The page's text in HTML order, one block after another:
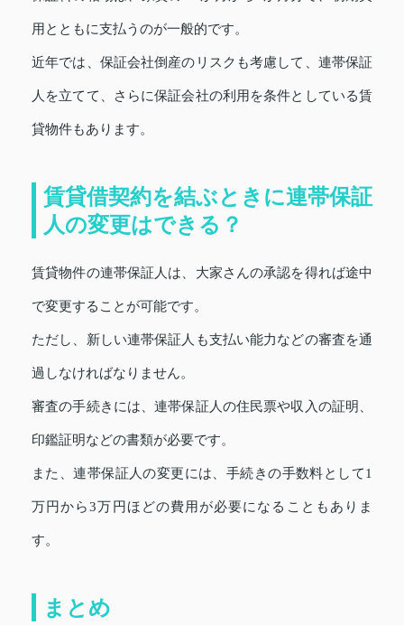
用とともに支払うのが一般的です。
近年では、保証会社倒産のリスクも考慮して、連帯保証
人を立てて、さらに保証会社の利用を条件としている賃
貸物件もあります。
賃貸借契約を結ぶときに連帯保証
人の変更はできる？
賃貸物件の連帯保証人は、大家さんの承認を得れば途中
で変更することが可能です。
ただし、新しい連帯保証人も支払い能力などの審査を通
過しなければなりません。
審査の手続きには、連帯保証人の住民票や収入の証明、
印鑑証明などの書類が必要です。
また、連帯保証人の変更には、手続きの手数料として1
万円から3万円ほどの費用が必要になることもありま
す。
まとめ